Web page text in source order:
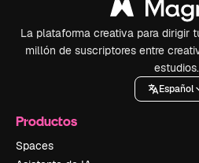
La plataforma creativa para dirigir
millón de suscriptores entre
estudios.
Español
Productos
Spaces